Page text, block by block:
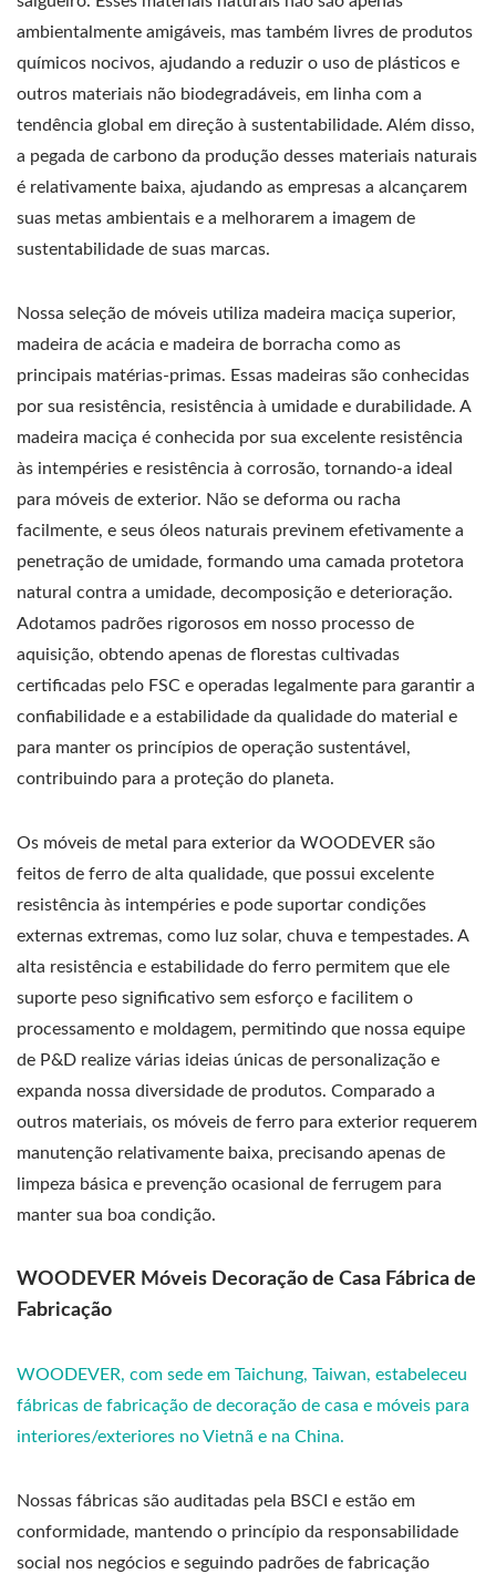
ambientalmente amigáveis, mas também livres de produtos
químicos nocivos, ajudando a reduzir o uso de plásticos e
outros materiais não biodegradáveis, em linha com a
tendência global em direção à sustentabilidade. Além disso,
a pegada de carbono da produção desses materiais naturais
é relativamente baixa, ajudando as empresas a alcançarem
suas metas ambientais e a melhorarem a imagem de
sustentabilidade de suas marcas.
Nossa seleção de móveis utiliza madeira maciça superior,
madeira de acácia e madeira de borracha como as
principais matérias-primas. Essas madeiras são conhecidas
por sua resistência, resistência à umidade e durabilidade. A
madeira maciça é conhecida por sua excelente resistência
às intempéries e resistência à corrosão, tornando-a ideal
para móveis de exterior. Não se deforma ou racha
facilmente, e seus óleos naturais previnem efetivamente a
penetração de umidade, formando uma camada protetora
natural contra a umidade, decomposição e deterioração.
Adotamos padrões rigorosos em nosso processo de
aquisição, obtendo apenas de florestas cultivadas
certificadas pelo FSC e operadas legalmente para garantir a
confiabilidade e a estabilidade da qualidade do material e
para manter os princípios de operação sustentável,
contribuindo para a proteção do planeta.
Os móveis de metal para exterior da WOODEVER são
feitos de ferro de alta qualidade, que possui excelente
resistência às intempéries e pode suportar condições
externas extremas, como luz solar, chuva e tempestades. A
alta resistência e estabilidade do ferro permitem que ele
suporte peso significativo sem esforço e facilitem o
processamento e moldagem, permitindo que nossa equipe
de P&D realize várias ideias únicas de personalização e
expanda nossa diversidade de produtos. Comparado a
outros materiais, os móveis de ferro para exterior requerem
manutenção relativamente baixa, precisando apenas de
limpeza básica e prevenção ocasional de ferrugem para
manter sua boa condição.
WOODEVER Móveis Decoração de Casa Fábrica de
Fabricação
WOODEVER, com sede em Taichung, Taiwan, estabeleceu
fábricas de fabricação de decoração de casa e móveis para
interiores/exteriores no Vietnã e na China.
Nossas fábricas são auditadas pela BSCI e estão em
conformidade, mantendo o princípio da responsabilidade
social nos negócios e seguindo padrões de fabricação